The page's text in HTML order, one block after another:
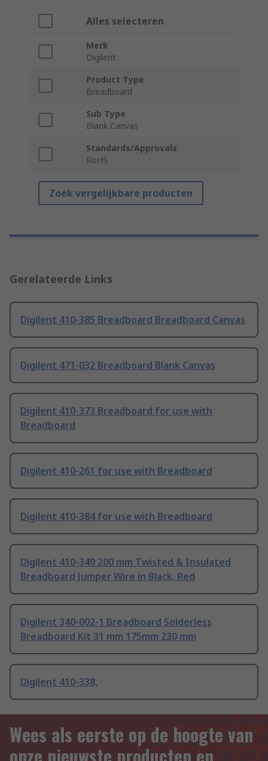
Alles selecteren
Merk
Digilent
Product Type
Breadboard
Sub Type
Blank Canvas
Standards/Approvals
RoHS
Zoek vergelijkbare producten
Gerelateerde Links
Digilent 410-385 Breadboard Breadboard Canvas
Digilent 471-032 Breadboard Blank Canvas
Digilent 410-373 Breadboard for use with
Breadboard
Digilent 410-261 for use with Breadboard
Digilent 410-384 for use with Breadboard
Digilent 410-349 200 mm Twisted & Insulated
Breadboard Jumper Wire in Black, Red
Digilent 340-002-1 Breadboard Solderless
Breadboard Kit 31 mm 175mm 230 mm
Digilent 410-338,
Wees als eerste op de hoogte van